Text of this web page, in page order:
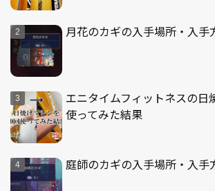
月花のカギの入手場所・入手
エニタイムフィットネスの日
使ってみた結果
庭師のカギの入手場所・入手